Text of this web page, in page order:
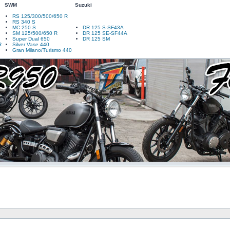
SWM
Suzuki
RS 125/300/500/650 R
RS 340 S
MC 250 S
SM 125/500/650 R
Super Dual 650
Silver Vase 440
Gran Milano/Turismo 440
DR 125 S-SF43A
DR 125 SE-SF44A
DR 125 SM